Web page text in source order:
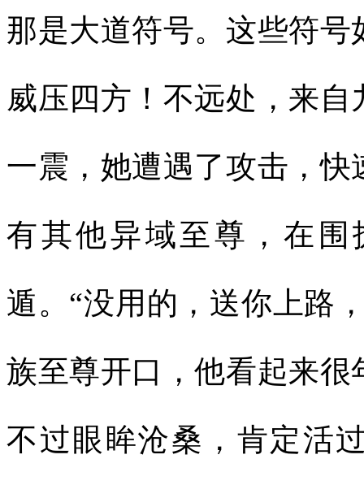
那是大道符号。这些符
威压四方！不远处，来
一震，她遭遇了攻击，
有其他异域至尊，在
遁。“没用的，送你上路
族至尊开口，他看起来
不过眼眸沧桑，肯定活